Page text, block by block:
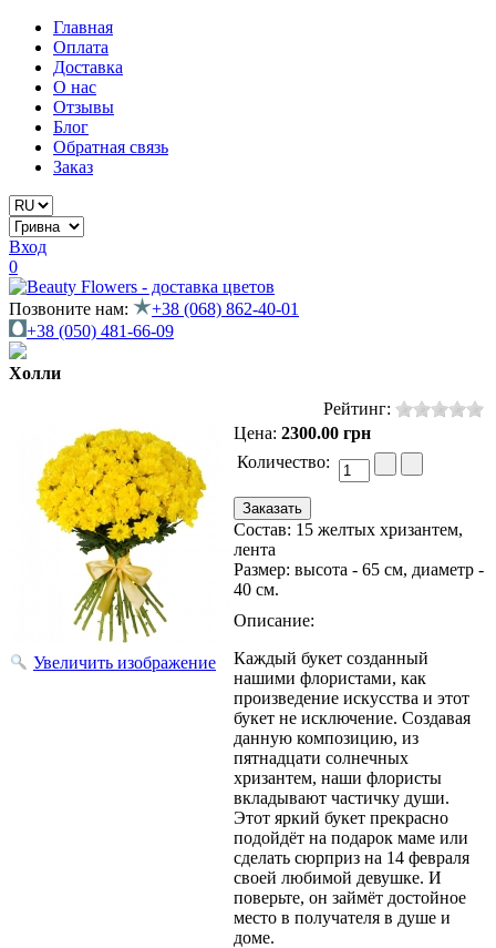
Главная
Оплата
Доставка
О нас
Отзывы
Блог
Обратная связь
Заказ
Вход
0
Позвоните нам:
+38 (068) 862-40-01
+38 (050) 481-66-09
Холли
Рейтинг:
Увеличить изображение
Цена: 2300.00 грн
Количество:
Состав: 15 желтых хризантем,
лента
Размер: высота - 65 см, диаметр -
40 см.
Описание:
Каждый букет созданный
нашими флористами, как
произведение искусства и этот
букет не исключение. Создавая
данную композицию, из
пятнадцати солнечных
хризантем, наши флористы
вкладывают частичку души.
Этот яркий букет прекрасно
подойдёт на подарок маме или
сделать сюрприз на 14 февраля
своей любимой девушке. И
поверьте, он займёт достойное
место в получателя в душе и
доме.